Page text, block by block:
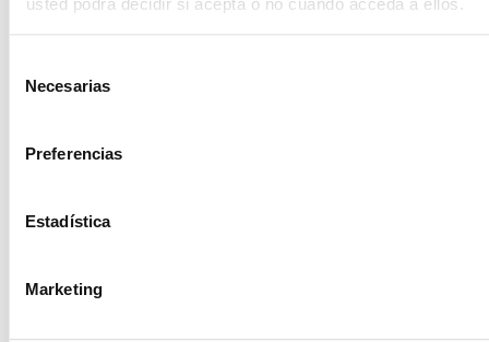
Necesarias
Preferencias
Estadística
Marketing